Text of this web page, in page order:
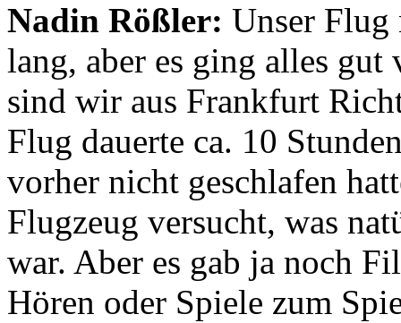
Nadin Rößler: Unser
lang, aber es ging alles gut
sind wir aus Frankfurt
Flug dauerte ca. 10
vorher nicht geschlafen
Flugzeug versucht, was
war. Aber es gab ja noch
Hören oder Spiele zum